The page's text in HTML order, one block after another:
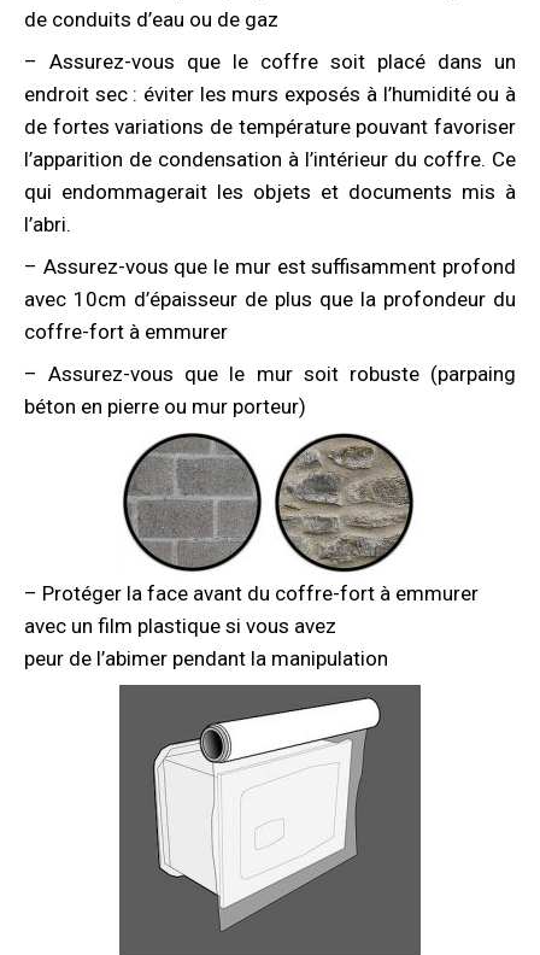
de conduits d’eau ou de gaz
– Assurez-vous que le coffre soit placé dans un
endroit sec : éviter les murs exposés à l’humidité ou à
de fortes variations de température pouvant favoriser
l’apparition de condensation à l’intérieur du coffre. Ce
qui endommagerait les objets et documents mis à
l’abri.
– Assurez-vous que le mur est suffisamment profond
avec 10cm d’épaisseur de plus que la profondeur du
coffre-fort à emmurer
– Assurez-vous que le mur soit robuste (parpaing
béton en pierre ou mur porteur)
– Protéger la face avant du coffre-fort à emmurer
avec un film plastique si vous avez
peur de l’abimer pendant la manipulation